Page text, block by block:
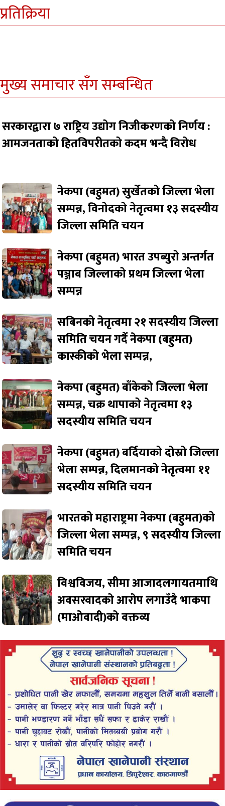
प्रतिक्रिया
मुख्य समाचार सँग सम्बन्धित
सरकारद्वारा ७ राष्ट्रिय उद्योग निजीकरणको निर्णय :
आमजनताको हितविपरीतको कदम भन्दै विरोध
नेकपा (बहुमत) सुर्खेतको जिल्ला भेला
सम्पन्न, विनोदको नेतृत्वमा १३ सदस्यीय
जिल्ला समिति चयन
नेकपा (बहुमत) भारत उपब्युरो अन्तर्गत
पञ्जाब जिल्लाको प्रथम जिल्ला भेला
सम्पन्न
सबिनको नेतृत्वमा २१ सदस्यीय जिल्ला
समिति चयन गर्दै नेकपा (बहुमत)
कास्कीको भेला सम्पन्न,
नेकपा (बहुमत) बाँकेको जिल्ला भेला
सम्पन्न, चक्र थापाको नेतृत्वमा १३
सदस्यीय समिति चयन
नेकपा (बहुमत) बर्दियाको दोस्रो जिल्ला
भेला सम्पन्न, दिलमानको नेतृत्वमा ११
सदस्यीय समिति चयन
भारतको महाराष्ट्रमा नेकपा (बहुमत)को
जिल्ला भेला सम्पन्न, ९ सदस्यीय जिल्ला
समिति चयन
विश्वविजय, सीमा आजादलगायतमाथि
अवसरवादको आरोप लगाउँदै भाकपा
(माओवादी)को वक्तव्य